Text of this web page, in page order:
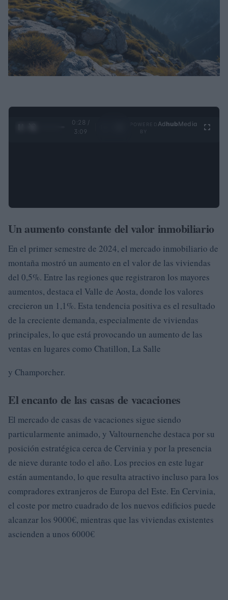
0:29 /
3:09
Ad hubMedia
Un aumento constante del valor inmobiliario
En el primer semestre de 2024, el mercado inmobiliario de
montaña mostró un aumento en el valor de las viviendas
del 0,5%. Entre las regiones que registraron los mayores
aumentos, destaca el Valle de Aosta, donde los valores
crecieron un 1,1%. Esta tendencia positiva es el resultado
de la creciente demanda, especialmente de viviendas
principales, lo que está provocando un aumento de las
ventas en lugares como Chatillon, La Salle
y Champorcher.
El encanto de las casas de vacaciones
El mercado de casas de vacaciones sigue siendo
particularmente animado, y Valtournenche destaca por su
posición estratégica cerca de Cervinia y por la presencia
de nieve durante todo el año. Los precios en este lugar
están aumentando, lo que resulta atractivo incluso para los
compradores extranjeros de Europa del Este. En Cervinia,
el coste por metro cuadrado de los nuevos edificios puede
alcanzar los 9000€, mientras que las viviendas existentes
ascienden a unos 6000€